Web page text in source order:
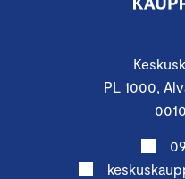
PL 1000,